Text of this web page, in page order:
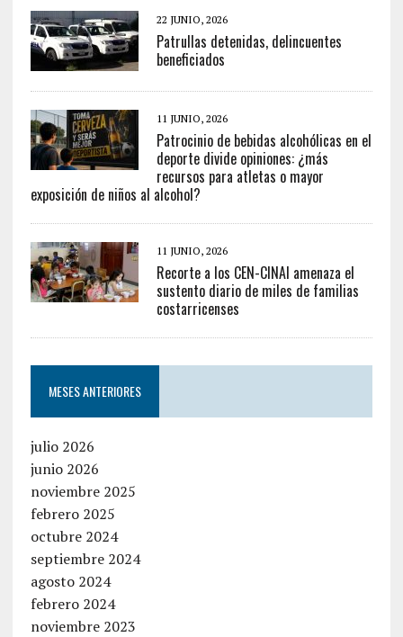
22 JUNIO, 2026
Patrullas detenidas, delincuentes
beneficiados
11 JUNIO, 2026
Patrocinio de bebidas alcohólicas en el
deporte divide opiniones: ¿más
recursos para atletas o mayor
exposición de niños al alcohol?
11 JUNIO, 2026
Recorte a los CEN-CINAI amenaza el
sustento diario de miles de familias
costarricenses
MESES ANTERIORES
julio 2026
junio 2026
noviembre 2025
febrero 2025
octubre 2024
septiembre 2024
agosto 2024
febrero 2024
noviembre 2023